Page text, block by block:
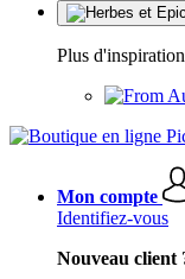
Plus d'inspiration
Mon compte
Identifiez-vous
Nouveau client